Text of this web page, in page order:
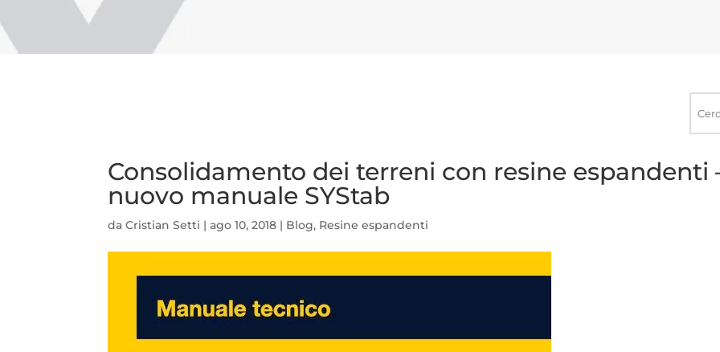
Consolidamento dei terreni con resine espandenti
nuovo manuale SYStab
daCristian Setti |ago 10, 2018 | Blog, Resine espandenti